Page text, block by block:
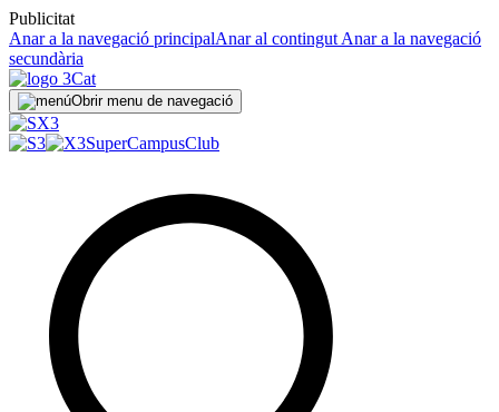
Publicitat
Anar a la navegació principalAnar al contingut Anar a la navegació
secundària
Obrir menu de navegació
SuperCampusClub